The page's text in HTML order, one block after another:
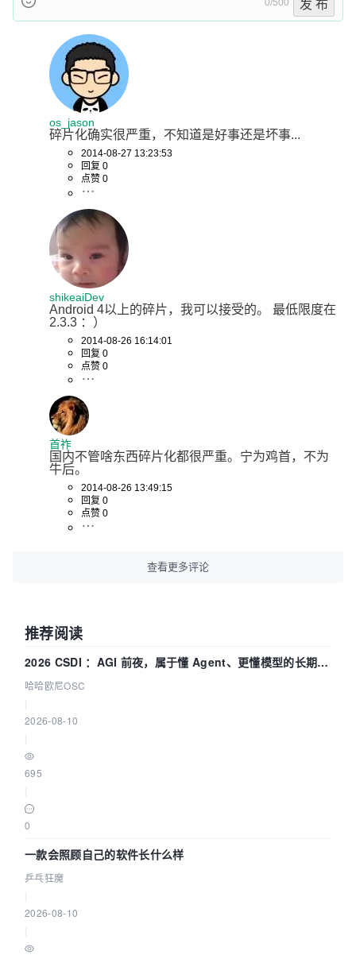
0/500 发 布
os_jason
碎片化确实很严重，不知道是好事还是坏事...
2014-08-27 13:23:53
回复 0
点赞 0
shikeaiDev
Android 4以上的碎片，我可以接受的。 最低限度在
2.3.3 ：）
2014-08-26 16:14:01
回复 0
点赞 0
首祚
国内不管啥东西碎片化都很严重。宁为鸡首，不为
牛后。
2014-08-26 13:49:15
回复 0
点赞 0
查看更多评论
推荐阅读
2026 CSDI ：AGI 前夜，属于懂 Agent、更懂模型的长期深
耕企业
哈哈欧尼OSC
2026-08-10
695
0
一款会照顾自己的软件长什么样
乒乓狂魔
2026-08-10